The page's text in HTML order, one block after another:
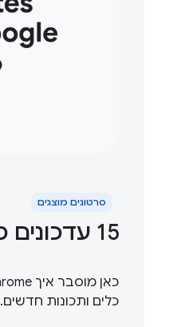
סרטונים מוצגים
‫15 עדכונים מ-Google I / O 2026
כלים ותכונות חדשים.